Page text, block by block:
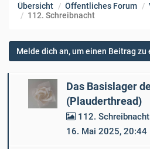
Übersicht Öffentliches Forum
112. Schreibnacht
Melde dich an, um einen Beitrag zu
Das Basislager
(Plauderthread)
112. Schreibnacht
16. Mai 2025, 20:44